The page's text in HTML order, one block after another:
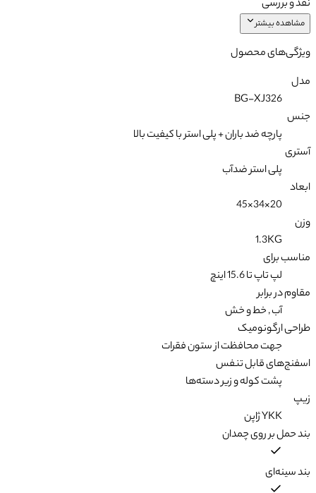
نقد و بررسی
مشاهده بیشتر
ویژگی‌های محصول
مدل
BG-XJ326
جنس
پارچه ضد باران + پلی استر با کیفیت بالا
آستری
پلی استر ضدآب
ابعاد
20×34×45
وزن
1.3KG
مناسب برای
لپ تاپ تا 15.6 اینچ
مقاوم در برابر
آب , خط و خش
طراحی ارگونومیک
جهت محافظت از ستون فقرات
اسفنج‌های قابل تنفس
پشت کوله و زیر دسته‌ها
زیپ
YKK ژاپن
بند حمل بر روی چمدان
بند سینه‌ای